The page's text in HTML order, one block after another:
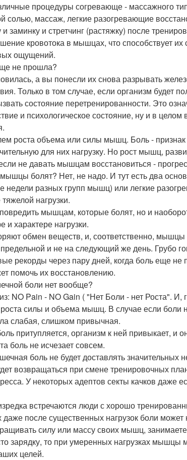
процедуры согревающе - массажного
солью, массаж, легкие разогревающие
заминку и стретчинг (растяжку) после
кровотока в мышцах, что способствует
ощущений.
не прошла?
а вы понесли их снова разрывать
Только в том случае, если организм будет
состояние перетренированности. Это
и психологическое состояние, ну и в целом
роста объема или силы мышц. Боль -
для них нагрузку. Но рост мышц,
не давать мышцам восстановиться -
болят? Нет, не надо. И тут есть два
недели разных групп мышц) или легкие
нагрузки.
мышцам, которые болят, но и
характере нагрузки.
обмен веществ, и, соответственно,
и не на следующий же день. Грубо
рекорды через пару дней, когда боль еще не
помочь их восстановлению.
боли нет вообще?
NO Pain - NO Gain ( "Нет Боли - нет Роста". И,
силы и объема мышц. В случае если боли
слабая, слишком привычная.
притупляется, организм к ней привыкает, и
боль не исчезает совсем.
боль не будет доставлять значительных
возвращаться при смене тренировочных
У некоторых адептов секты качков даже
встречаются люди с хорошо
после существенных нагрузок боли может
силу или массу своих мышц,
зарядку, то при умеренных нагрузках мышцы
целей.